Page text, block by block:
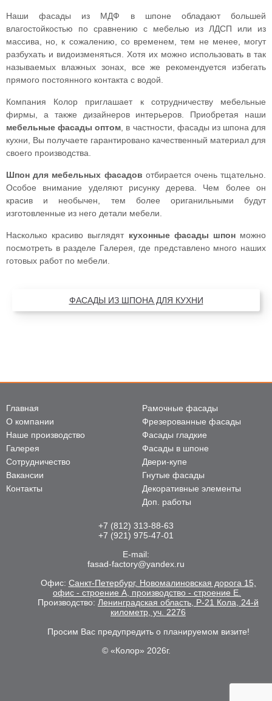
Наши фасады из МДФ в шпоне обладают большей
влагостойкостью по сравнению с мебелью из ЛДСП или из
массива, но, к сожалению, со временем, тем не менее, могут
разбухать и видоизменяться. Хотя их можно использовать в так
называемых влажных зонах, все же рекомендуется избегать
прямого постоянного контакта с водой.
Компания Колор приглашает к сотрудничеству мебельные
фирмы, а также дизайнеров интерьеров. Приобретая наши
мебельные фасады оптом , в частности, фасады из шпона для
кухни, Вы получаете гарантировано качественный материал для
своего производства.
Шпон для мебельных фасадов отбирается очень тщательно.
Особое внимание уделяют рисунку дерева. Чем более он
красив и необычен, тем более ориганильными будут
изготовленные из него детали мебели.
Насколько красиво выглядят кухонные фасады шпонможно
посмотреть в разделе Галерея, где представлено много наших
готовых работ по мебели.
ФАСАДЫ ИЗ ШПОНА ДЛЯ КУХНИ
Главная
О компании
Наше производство
Галерея
Сотрудничество
Вакансии
Контакты
Рамочные фасады
Фрезерованные фасады
Фасады гладкие
Фасады в шпоне
Двери-купе
Гнутые фасады
Декоративные элементы
Доп. работы
+7 (812) 313-88-63
+7 (921) 975-47-01
E-mail:
fasad-factory@yandex.ru
Офис: Санкт-Петербург, Новомалиновская дорога 15,
офис - строение А, производство - строение Е.
Производство: Ленинградская область, Р-21 Кола, 24-й
километр, уч. 2276
Просим Вас предупредить о планируемом визите!
© «Колор» 2026г.